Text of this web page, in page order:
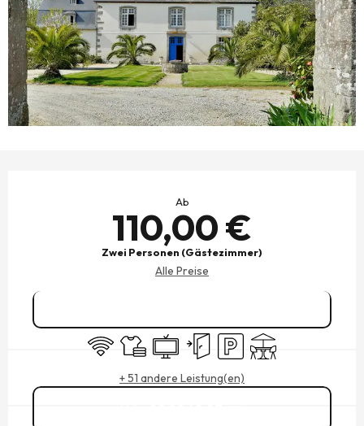
Ab
110,00 €
Zwei Personen (Gästezimmer)
Alle Preise
Wi-Fi Bettwäsche und Laken
FernsehenUnabhängiger Eingang
ParkplatzTerrasse
+ 51 andere Leistung(en)